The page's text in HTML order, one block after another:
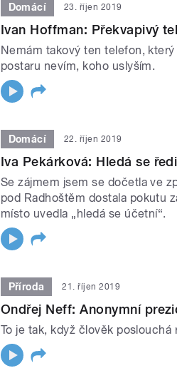
Domácí 23. říjen 2019
Ivan Hoffman: Překvapivý
Nemám takový ten telefon,
postaru nevím, koho uslyším.
Domácí 22. říjen 2019
Iva Pekárková: Hledá se
Se zájmem jsem se dočetla ve
pod Radhoštěm dostala pokutu
místo uvedla „hledá se účetní“.
Příroda 21. říjen 2019
Ondřej Neff: Anonymní
To je tak, když člověk poslouchá